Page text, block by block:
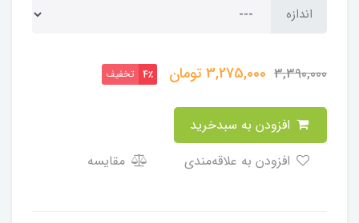
اندازه
3,390,000
3,275,000تومان 4٪ تخفیف
مقایسه